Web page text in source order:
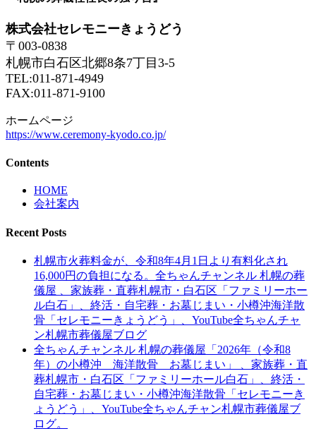
株式会社セレモニーきょうどう
〒003-0838
札幌市白石区北郷8条7丁目3-5
TEL:011-871-4949
FAX:011-871-9100
ホームページ
https://www.ceremony-kyodo.co.jp/
Contents
HOME
会社案内
Recent Posts
札幌市火葬料金が、令和8年4月1日より有料化され
16,000円の負担になる。全ちゃんチャンネル 札幌の葬
儀屋 、家族葬・直葬札幌市・白石区「ファミリーホー
ル白石」、終活・自宅葬・お墓じまい・小樽沖海洋散
骨「セレモニーきょうどう」、YouTube全ちゃんチャ
ン札幌市葬儀屋ブログ
全ちゃんチャンネル 札幌の葬儀屋「2026年（令和8
年）の小樽沖 海洋散骨 お墓じまい」 、家族葬・直
葬札幌市・白石区「ファミリーホール白石」、終活・
自宅葬・お墓じまい・小樽沖海洋散骨「セレモニーき
ょうどう」、YouTube全ちゃんチャン札幌市葬儀屋ブ
ログ。